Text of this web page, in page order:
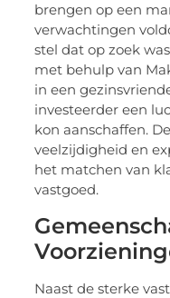
brengen op een
verwachtingen
stel dat op zoek
met behulp van
in een
investeerder een
kon aanschaffen.
veelzijdigheid en
het matchen van
vastgoed.
Naast de sterke